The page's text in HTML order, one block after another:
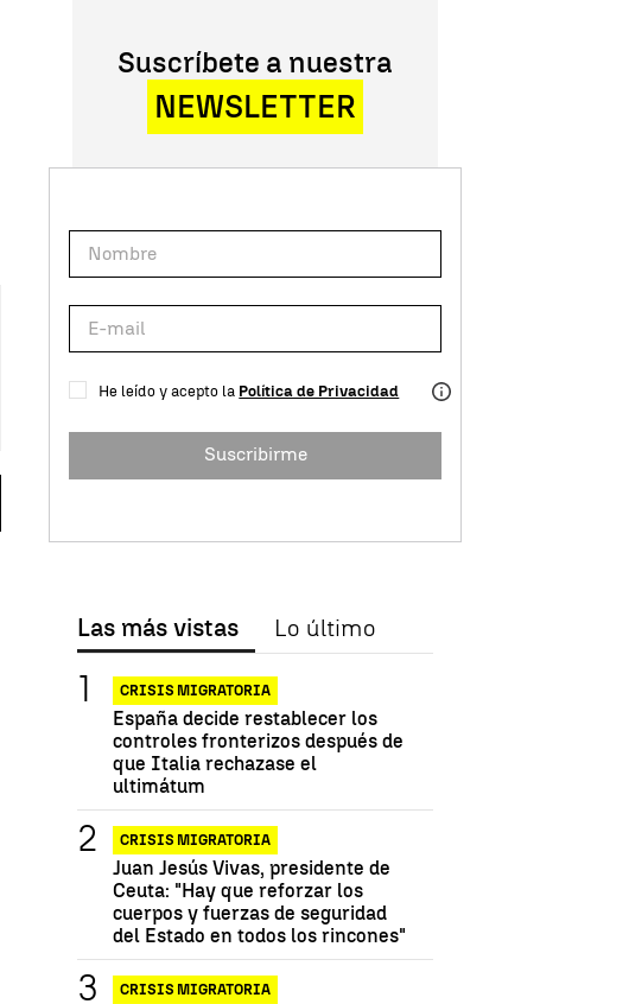
Suscríbete a nuestra
NEWSLETTER
He leído y acepto la Política de Privacidad
Suscribirme
Las más vistas Lo último
CRISIS MIGRATORIA
España decide restablecer los
controles fronterizos después de
que Italia rechazase el
ultimátum
CRISIS MIGRATORIA
Juan Jesús Vivas, presidente de
Ceuta: "Hay que reforzar los
cuerpos y fuerzas de seguridad
del Estado en todos los rincones"
CRISIS MIGRATORIA